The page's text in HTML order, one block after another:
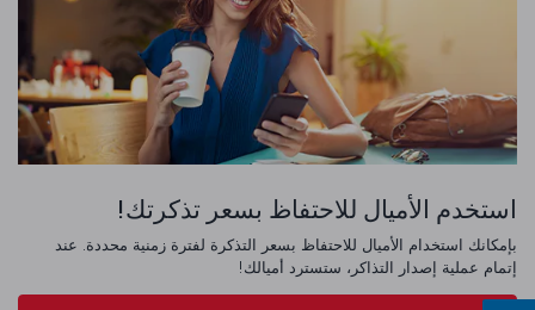
استخدم الأميال للاحتفاظ بسعر تذكرتك!
بإمكانك استخدام الأميال للاحتفاظ بسعر التذكرة لفترة زمنية محددة. عند
إتمام عملية إصدار التذاكر، ستسترد أميالك!